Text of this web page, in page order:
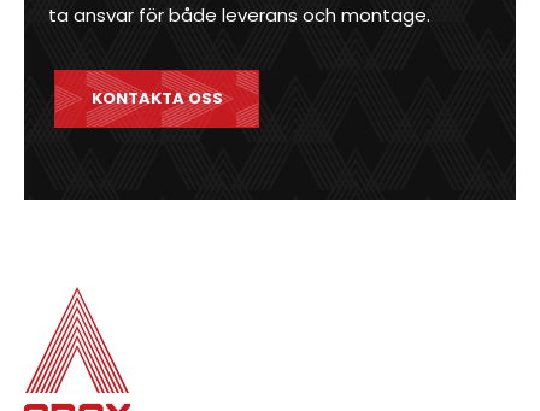
ta ansvar för både leverans och montage.
KONTAKTA OSS